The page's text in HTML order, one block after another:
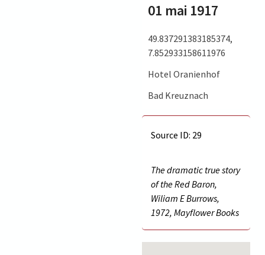
01 mai 1917
49.837291383185374,
7.852933158611976
Hotel Oranienhof
Bad Kreuznach
Source ID: 29
The dramatic true story
of the Red Baron,
Wiliam E Burrows,
1972, Mayflower Books